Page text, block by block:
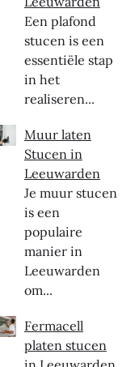
Een plafond
stucen is een
essentiële stap
in het
realiseren...
Muur laten
Stucen in
Leeuwarden
Je muur stucen
is een
populaire
manier in
Leeuwarden
om...
Fermacell
platen stucen